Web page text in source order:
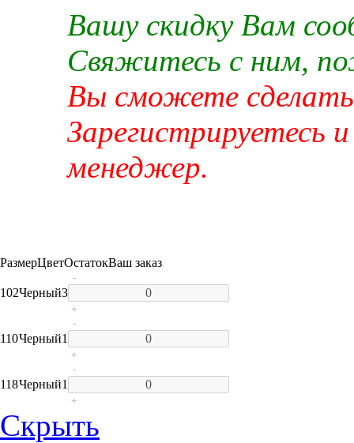
Вашу скидку Вам
Свяжитесь с ним,
Вы сможете сделать
Зарегистрируетесь
менеджер.
РазмерЦветОстатокВаш заказ
102Черный3
-
+
110Черный1
-
+
118Черный1
-
+
Скрыть